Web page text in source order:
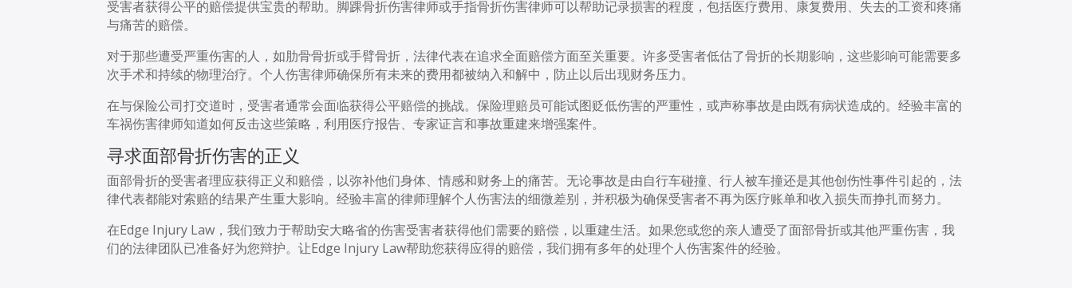
受害者获得公平的赔偿提供宝贵的帮助。脚踝骨折伤害律师或手指骨折伤害律师可以帮助记录损害的程度，包括医疗费用、康复费用、失去的工资和疼痛
与痛苦的赔偿。
对于那些遭受严重伤害的人，如肋骨骨折或手臂骨折，法律代表在追求全面赔偿方面至关重要。许多受害者低估了骨折的长期影响，这些影响可能需要多
次手术和持续的物理治疗。个人伤害律师确保所有未来的费用都被纳入和解中，防止以后出现财务压力。
在与保险公司打交道时，受害者通常会面临获得公平赔偿的挑战。保险理赔员可能试图贬低伤害的严重性，或声称事故是由既有病状造成的。经验丰富的
车祸伤害律师知道如何反击这些策略，利用医疗报告、专家证言和事故重建来增强案件。
寻求面部骨折伤害的正义
面部骨折的受害者理应获得正义和赔偿，以弥补他们身体、情感和财务上的痛苦。无论事故是由自行车碰撞、行人被车撞还是其他创伤性事件引起的，法
律代表都能对索赔的结果产生重大影响。经验丰富的律师理解个人伤害法的细微差别，并积极为确保受害者不再为医疗账单和收入损失而挣扎而努力。
在Edge Injury Law ，我们致力于帮助安大略省的伤害受害者获得他们需要的赔偿，以重建生活。如果您或您的亲人遭受了面部骨折或其他严重伤害，我
们的法律团队已准备好为您辩护。让Edge Injury Law帮助您获得应得的赔偿，我们拥有多年的处理个人伤害案件的经验。